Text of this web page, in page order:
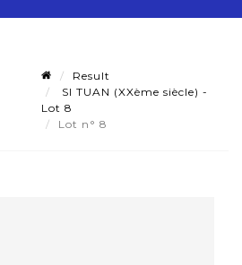
Result
SI TUAN (XXème siècle) -
Lot 8
Lot n° 8